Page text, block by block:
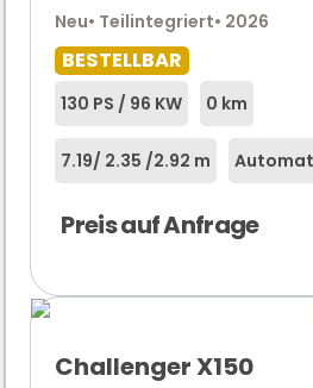
Neu• Teilintegriert• 2026
BESTELLBAR
130 PS / 96 KW 0 km
7.19/ 2.35 /2.92 m
Preis auf Anfrage
Challenger X150